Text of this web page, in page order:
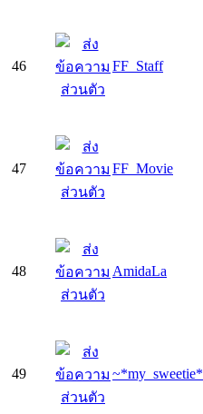
46 FF_Staff
47 FF_Movie
48 AmidaLa
49